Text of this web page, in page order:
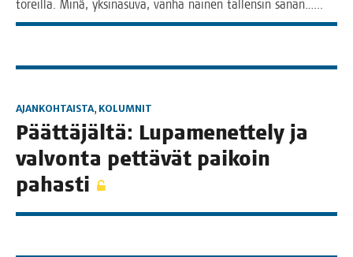
toreil­la. Minä, yksi­na­su­va, van­ha nai­nen tal­len­sin sanan.…..
AJANKOHTAISTA, KOLUMNIT
Päät­tä­jäl­tä: Lupa­me­net­te­ly ja
val­von­ta pet­tä­vät pai­koin
pahasti